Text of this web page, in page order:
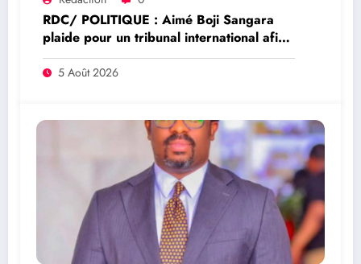
RDC/ POLITIQUE : Aimé Boji Sangara
plaide pour un tribunal international afin
de rendre justice aux victimes des conflits
en RDC
5 Août 2026